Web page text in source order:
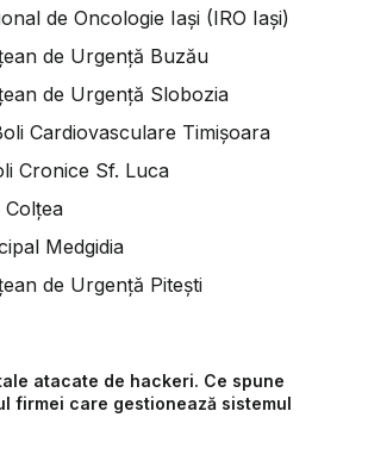
de Oncologie Iași (IRO Iași)
de Urgență Buzău
de Urgență Slobozia
Cardiovasculare Timișoara
Cronice Sf. Luca
Colțea
Medgidia
de Urgență Pitești
atacate de hackeri. Ce spune
firmei care gestionează sistemul